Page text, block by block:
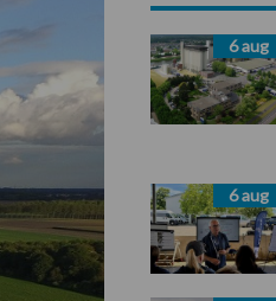
Sidebar6 aug
6 aug